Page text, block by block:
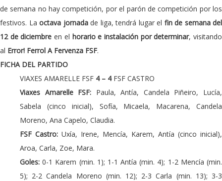
de semana no hay competición, por el parón de competición por los
festivos. La octava jornadade liga, tendrá lugar el fin de semana del
12 de diciembre en el horario e instalación por determinar, visitando
al Error! Ferrol A Fervenza FSF.
FICHA DEL PARTIDO
VIAXES AMARELLE FSF 4 – 4FSF CASTRO
Viaxes Amarelle FSF: Paula, Antía, Candela Piñeiro, Lucía,
Sabela (cinco inicial), Sofía, Micaela, Macarena, Candela
Moreno, Ana Capelo, Claudia.
FSF Castro: Uxía, Irene, Mencía, Karem, Antía (cinco inicial),
Aroa, Carla, Zoe, Mara.
Goles:0-1 Karem (min. 1); 1-1 Antía (min. 4); 1-2 Mencía (min.
5); 2-2 Candela Moreno (min. 12); 2-3 Carla (min. 13); 3-3